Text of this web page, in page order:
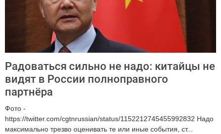
Радоваться сильно не надо: китайцы не
видят в России полноправного
партнёра
Фото -
https://twitter.com/cgtnrussian/status/1152212745455992832 Надо
максимально трезво оценивать те или иные события, ст...